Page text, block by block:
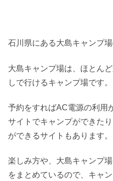
石川県にある大島キャンプ場
大島キャンプ場は、ほとん
しで行けるキャンプ場です。
予約をすればAC電源の利用
サイトでキャンプができた
ができるサイトもあります。
楽しみ方や、大島キャンプ
をまとめているので、キャ